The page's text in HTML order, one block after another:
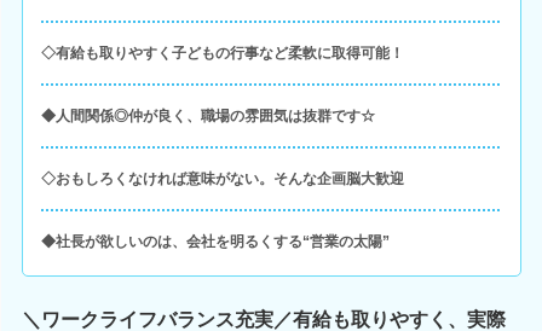
◇有給も取りやすく子どもの行事など柔軟に取得可能！
◆人間関係◎仲が良く、職場の雰囲気は抜群です☆
◇おもしろくなければ意味がない。そんな企画脳大歓迎
◆社長が欲しいのは、会社を明るくする“営業の太陽”
＼ワークライフバランス充実／有給も取りやすく、実際